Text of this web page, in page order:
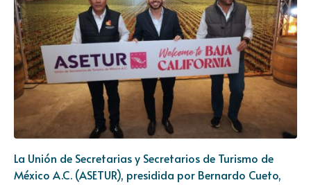
La Unión de Secretarias y Secretarios de Turismo de
México A.C. (ASETUR), presidida por Bernardo Cueto,